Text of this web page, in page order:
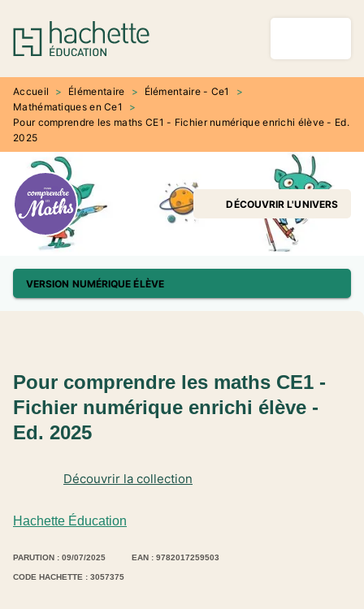
MENU RECHERCHE
PIED DE PAGE
Accueil > Élémentaire > Élémentaire - Ce1
>
Mathématiques en Ce1
>
Pour comprendre les maths CE1 - Fichier numérique enrichi élève - Ed.
2025
DÉCOUVRIR L'UNIVERS
VERSION NUMÉRIQUE ÉLÈVE
Hachette Éducation
Découvrir la collection
Pour comprendre les maths CE1 -
Fichier numérique enrichi élève -
Ed. 2025
PARUTION : 09/07/2025 EAN : 9782017259503
CODE HACHETTE : 3057375